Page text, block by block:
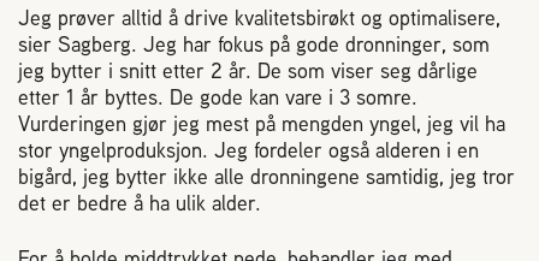
Jeg prøver alltid å drive kvalitetsbirøkt og optimalisere,
sier Sagberg. Jeg har fokus på gode dronninger, som
jeg bytter i snitt etter 2 år. De som viser seg dårlige
etter 1 år byttes. De gode kan vare i 3 somre.
Vurderingen gjør jeg mest på mengden yngel, jeg vil ha
stor yngelproduksjon. Jeg fordeler også alderen i en
bigård, jeg bytter ikke alle dronningene samtidig, jeg tror
det er bedre å ha ulik alder.